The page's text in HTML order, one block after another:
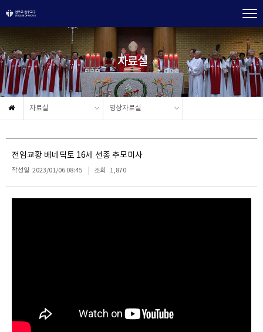
자료실
자료실 영상자료실
전임교황 베네딕토 16세 선종 추모미사
작성일 2023/01/06 08:45 조회 1,870